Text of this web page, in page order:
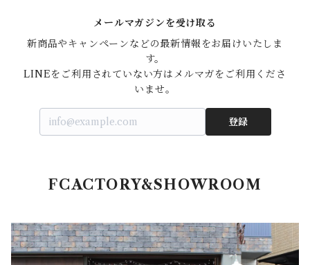
メールマガジンを受け取る
新商品やキャンペーンなどの最新情報をお届けいたしま
す。
LINEをご利用されていない方はメルマガをご利用くださ
いませ。
登録
FCACTORY&SHOWROOM